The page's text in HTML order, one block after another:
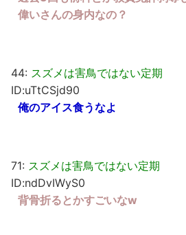
偉いさんの身内なの？
44: スズメは害鳥ではない定期
ID:uTtCSjd90
俺のアイス食うなよ
71: スズメは害鳥ではない定期
ID:ndDvIWyS0
背骨折るとかすごいなw